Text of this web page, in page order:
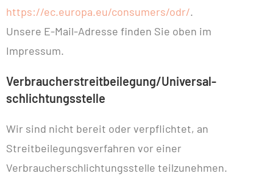
https://ec.europa.eu/consumers/odr/.
Unsere E-Mail-Adresse finden Sie oben im
Impressum.
Verbraucher­streit­beilegung/Universal­
schlichtungs­stelle
Wir sind nicht bereit oder verpflichtet, an
Streitbeilegungsverfahren vor einer
Verbraucherschlichtungsstelle teilzunehmen.